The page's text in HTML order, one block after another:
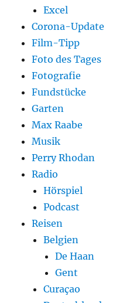
Excel
Corona-Update
Film-Tipp
Foto des Tages
Fotografie
Fundstücke
Garten
Max Raabe
Musik
Perry Rhodan
Radio
Hörspiel
Podcast
Reisen
Belgien
De Haan
Gent
Curaçao